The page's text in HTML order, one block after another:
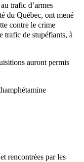
trafic d’armes
du Québec, ont mené
contre le crime
trafic de stupéfiants, à
auront permis
rencontrées par les